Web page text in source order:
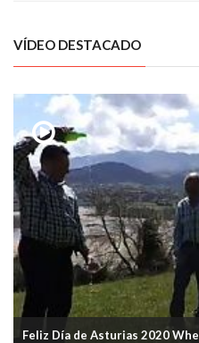
VÍDEO DESTACADO
Feliz Día de Asturias 2020